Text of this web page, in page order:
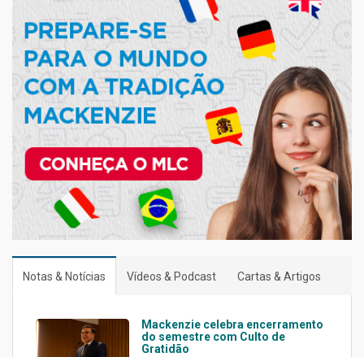
Notas & Notícias Vídeos & Podcast Cartas & Artigos
Mackenzie celebra encerramento
do semestre com Culto de
Gratidão